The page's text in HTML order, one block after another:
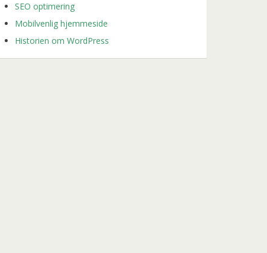
SEO optimering
Mobilvenlig hjemmeside
Historien om WordPress